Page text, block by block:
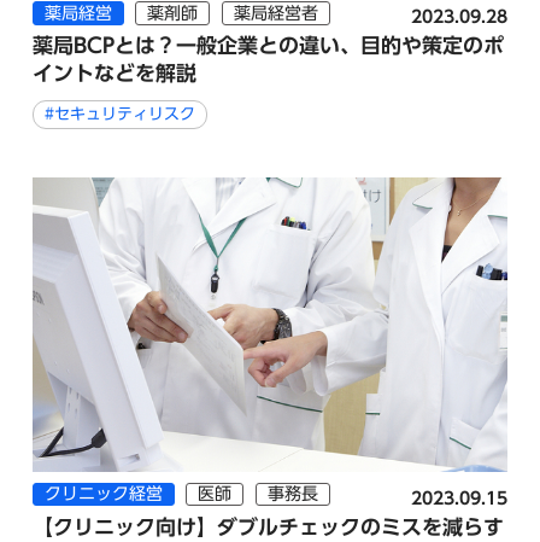
薬局経営 薬剤師 薬局経営者 2023.09.28
薬局BCPとは？一般企業との違い、目的や策定のポ
イントなどを解説
#セキュリティリスク
クリニック経営 医師 事務長 2023.09.15
【クリニック向け】ダブルチェックのミスを減らす